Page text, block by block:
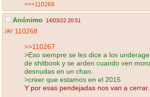
>>>110268
Anónimo 14/03/22 20:51
/#/ 110268
>>110267
>Eso siempre se les dice a los
de shitbook y se arden cuando ven
desnudas en un chan.
>creer que estamos en el 2015
Y por esas pendejadas nos van a cerrar.